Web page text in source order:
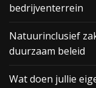
bedrijventerrein
Natuurinclusief
duurzaam beleid
Wat doen jullie